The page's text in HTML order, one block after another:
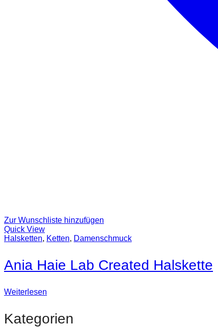
Zur Wunschliste hinzufügen
Quick View
Halsketten, Ketten, Damenschmuck
Ania Haie Lab Created Halskette
Weiterlesen
Kategorien